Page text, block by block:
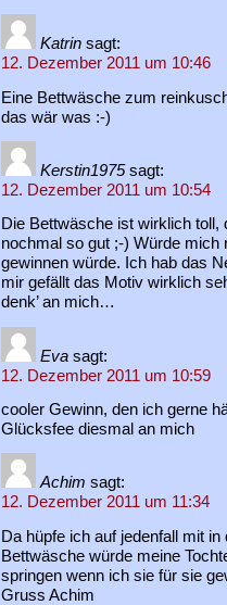
Katrin sagt:
12. Dezember 2011 um 10:46
Eine Bettwäsche zum
das wär was :-)
Kerstin1975 sagt:
12. Dezember 2011 um 10:54
Die Bettwäsche ist wirklich toll,
nochmal so gut ;-) Würde mich
gewinnen würde. Ich hab das
mir gefällt das Motiv wirklich
denk’ an mich…
Eva sagt:
12. Dezember 2011 um 10:59
cooler Gewinn, den ich gerne
Glücksfee diesmal an mich
Achim sagt:
12. Dezember 2011 um 11:34
Da hüpfe ich auf jedenfall mit in
Bettwäsche würde meine
springen wenn ich sie für sie
Gruss Achim